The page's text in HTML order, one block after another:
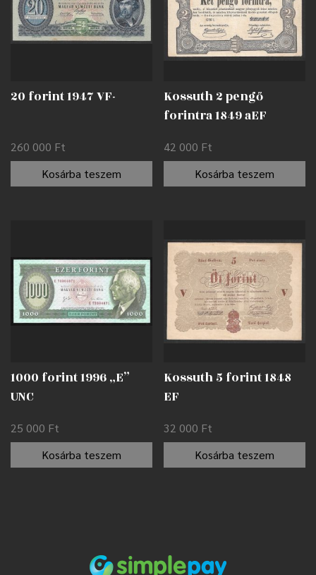
20 forint 1947 VF-
260 000 Ft
Kosárba teszem
Kossuth 2 pengő
forintra 1849 aEF
42 000 Ft
Kosárba teszem
1000 forint 1996 „E”
UNC
25 000 Ft
Kosárba teszem
Kossuth 5 forint 1848
EF
32 000 Ft
Kosárba teszem